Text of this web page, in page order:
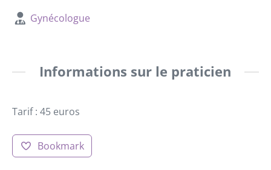
Gynécologue
Informations sur le praticien
Tarif : 45 euros
Bookmark